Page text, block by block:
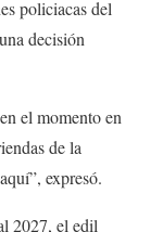
policiacas del
decisión
el momento en
de la
expresó.
2027, el edil